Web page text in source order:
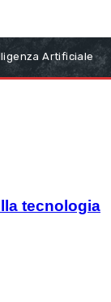
Artificiale
tecnologia